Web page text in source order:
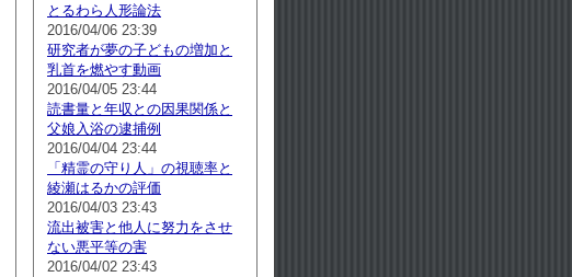
とるわら人形論法
2016/04/06 23:39
研究者が夢の子どもの増加と
乳首を燃やす動画
2016/04/05 23:44
読書量と年収との因果関係と
父娘入浴の逮捕例
2016/04/04 23:44
「精霊の守り人」の視聴率と
綾瀬はるかの評価
2016/04/03 23:43
流出被害と他人に努力をさせ
ない悪平等の害
2016/04/02 23:43